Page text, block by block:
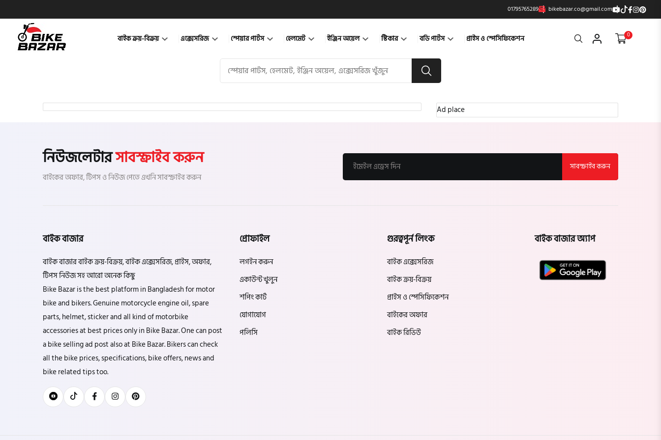
01795765289 bikebazar.co@gmail.com
বাইক ক্রয়-বিক্রয় এক্সেসরিজ স্পেয়ার পার্টস হেলমেট ইঞ্জিন অয়েল স্টিকার বডি পার্টস প্রাইস ও স্পেসিফিকেশন Search 0
Ad place
নিউজলেটারসাবস্ক্রাইব করুন
বাইকের অফার, টিপস ও নিউজ পেতে এখনি সাবস্ক্রাইব করুন
সাবস্ক্রাইব করুন
বাইক বাজার
বাইক বাজার বাইক ক্রয়-বিক্রয়, বাইক এক্সেসরিজ, প্রাইস, অফার,
টিপস নিউজ সহ আরো অনেক কিছু
Bike Bazar is the best platform in Bangladesh for motor
bike and bikers. Genuine motorcycle engine oil, spare
parts, helmet, sticker and all kind of motorbike
accessories at best prices only in Bike Bazar. One can post
a bike selling ad post also at Bike Bazar. Bikers can check
all the bike prices, specifications, bike offers, news and
bike related tips too.
প্রোফাইল
লগইন করুন
একাউন্ট খুলুন
শপিং কার্ট
যোগাযোগ
পলিসি
গুরত্বপূর্ন লিংক
বাইক এক্সেসরিজ
বাইক ক্রয়-বিক্রয়
প্রাইস ও স্পেসিফিকেশন
বাইকের অফার
বাইক রিভিউ
বাইক বাজার অ্যাপ